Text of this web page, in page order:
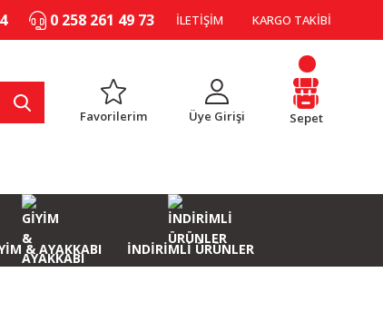
0 258 261 49 73 İLETİŞİM KARGO TAKİBİ
Favorilerim Üye Girişi Sepet
& AYAKKABI İNDİRİMLİ ÜRÜNLER